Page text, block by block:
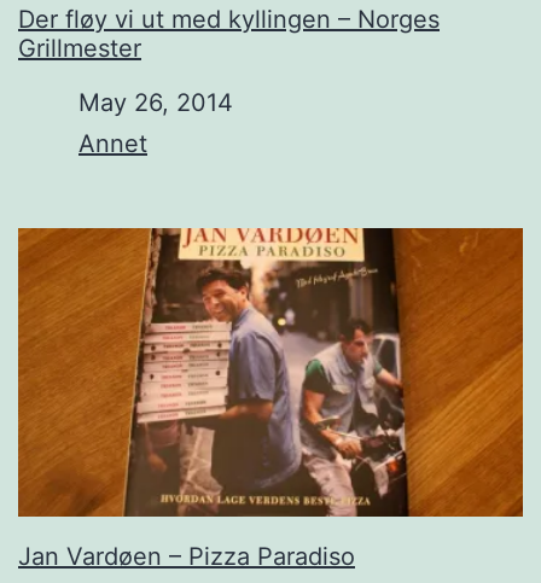
Der fløy vi ut med kyllingen – Norges
Grillmester
May 26, 2014
In relation to
Annet
Jan Vardøen – Pizza Paradiso